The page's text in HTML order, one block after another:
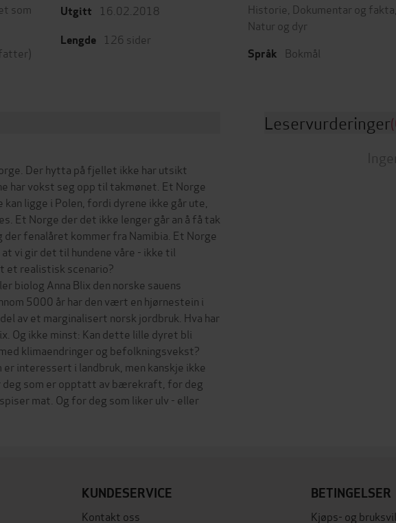
som
Utgitt 16.02.2018
Lengde 126 sider
Historie Dokumentar og fakta
Natur og dyr
Språk Bokmål
Der hytta på fjellet ikke har utsikt
har vokst seg opp til takmønet. Et Norge
ligge i Polen, fordi dyrene ikke går ute,
Et Norge der det ikke lenger går an å få tak
der fenalåret kommer fra Namibia. Et Norge
vi gir det til hundene våre - ikke til
et realistisk scenario?
biolog Anna Blix den norske sauens
5000 år har den vært en hjørnestein i
av et marginalisert norsk jordbruk. Hva har
Og ikke minst: Kan dette lille dyret bli
klimaendringer og befolkningsvekst?
interessert i landbruk, men kanskje ikke
deg som er opptatt av bærekraft, for deg
mat. Og for deg som liker ulv - eller
Leservurderinger
KUNDESERVICE
Kontakt oss
BETINGELSER
Kjøps- og